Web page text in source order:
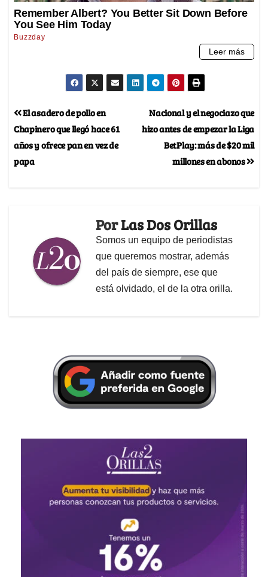
Nacional y el negociazo que
hizo antes de empezar la Liga
BetPlay: más de $20 mil
millones en abonos
El asadero de pollo en
Chapinero que llegó hace 61
años y ofrece pan en vez de
papa
PorLas Dos Orillas
Somos un equipo de periodistas
que queremos mostrar, además
del país de siempre, ese que
está olvidado, el de la otra orilla.